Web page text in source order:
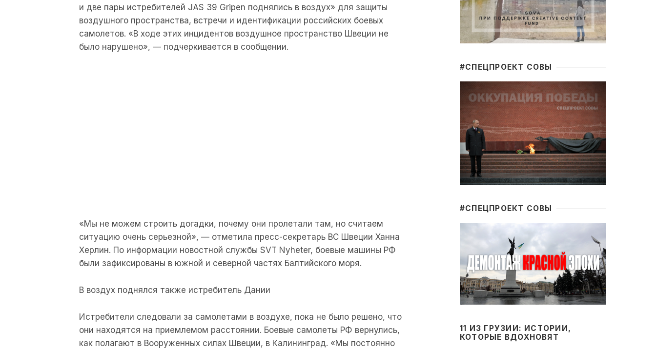
и две пары истребителей JAS 39 Gripen поднялись в воздух» для защиты
воздушного пространства, встречи и идентификации российских боевых
самолетов. «В ходе этих инцидентов воздушное пространство Швеции не
было нарушено», — подчеркивается в сообщении.
«Мы не можем строить догадки, почему они пролетали там, но считаем
ситуацию очень серьезной», — отметила пресс-секретарь ВС Швеции Ханна
Херлин. По информации новостной службы SVT Nyheter, боевые машины РФ
были зафиксированы в южной и северной частях Балтийского моря.
В воздух поднялся также истребитель Дании
Истребители следовали за самолетами в воздухе, пока не было решено, что
они находятся на приемлемом расстоянии. Боевые самолеты РФ вернулись,
как полагают в Вооруженных силах Швеции, в Калининград. «Мы постоянно
#CПЕЦПРОЕКТ СОВЫ
#CПЕЦПРОЕКТ СОВЫ
11 ИЗ ГРУЗИИ: ИСТОРИИ,
КОТОРЫЕ ВДОХНОВЯТ